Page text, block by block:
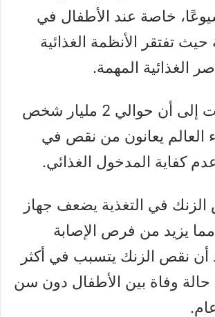
خاصة عند الأطفال في
حيث تفتقر الأنظمة الغذائية
الغذائية المهمة.
تشير التقديرات إلى أن حوالي 2 مليار شخص
العالم يعانون من نقص في
كفاية المدخول الغذائي.
في التغذية يضعف جهاز
مما يزيد من فرص الإصابة
أن نقص الزنك يتسبب في أكثر
من 450.000 حالة وفاة بين الأطفال دون سن